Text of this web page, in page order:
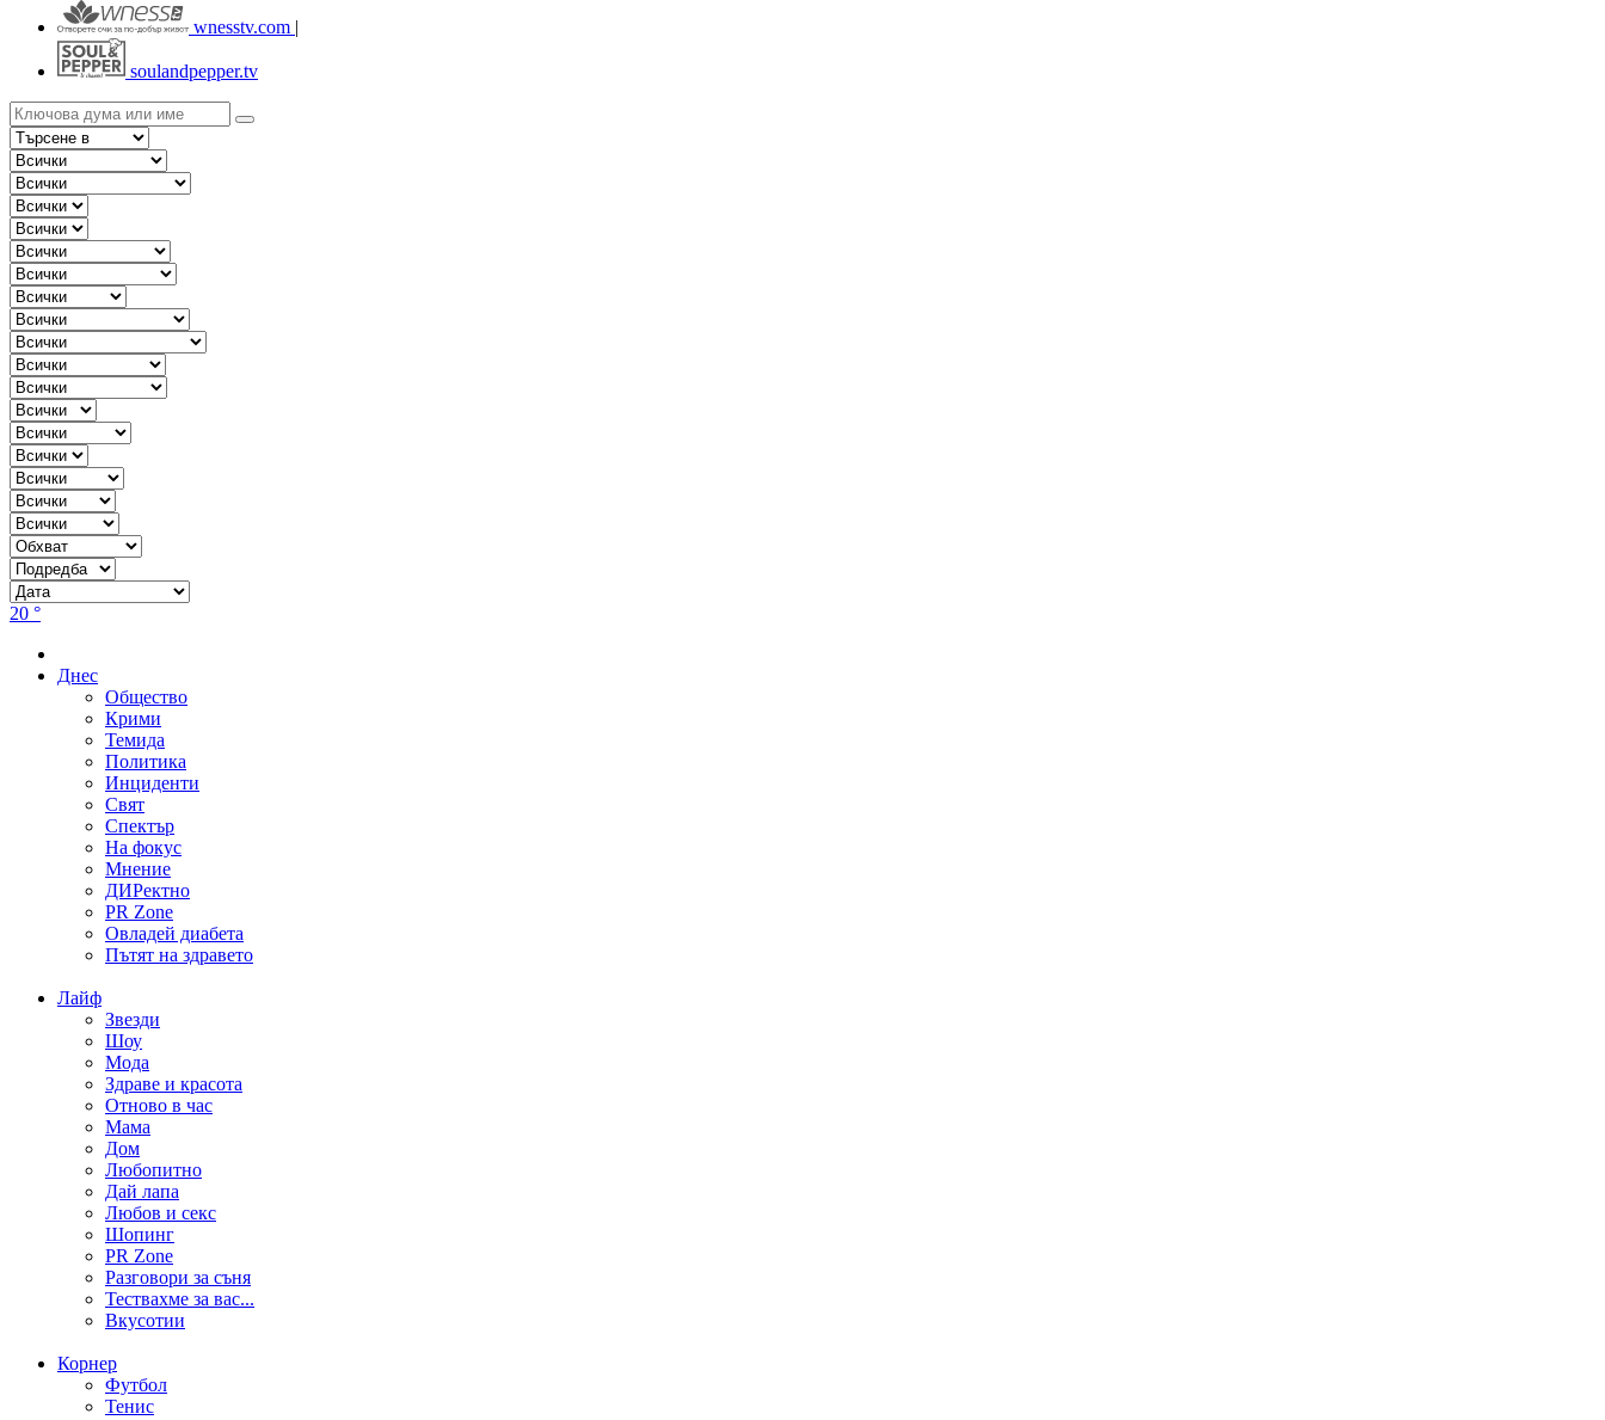
wnesstv.com |
soulandpepper.tv
20 °
Днес
Общество
Крими
Темида
Политика
Инциденти
Свят
Спектър
На фокус
Мнение
ДИРектно
PR Zone
Овладей диабета
Пътят на здравето
Лайф
Звезди
Шоу
Мода
Здраве и красота
Отново в час
Мама
Дом
Любопитно
Дай лапа
Любов и секс
Шопинг
PR Zone
Разговори за съня
Тествахме за вас...
Вкусотии
Корнер
Футбол
Тенис